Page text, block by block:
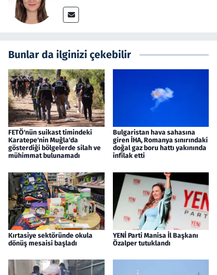
Bunlar da ilginizi çekebilir
FETÖ'nün suikast timindeki
Karatepe'nin Muğla'da
gösterdiği bölgelerde silah ve
mühimmat bulunamadı
Bulgaristan hava sahasına
giren İHA, Romanya sınırındaki
doğal gaz boru hattı yakınında
infilak etti
Kırtasiye sektöründe okula
dönüş mesaisi başladı
YENİ Parti Manisa İl Başkanı
Özalper tutuklandı